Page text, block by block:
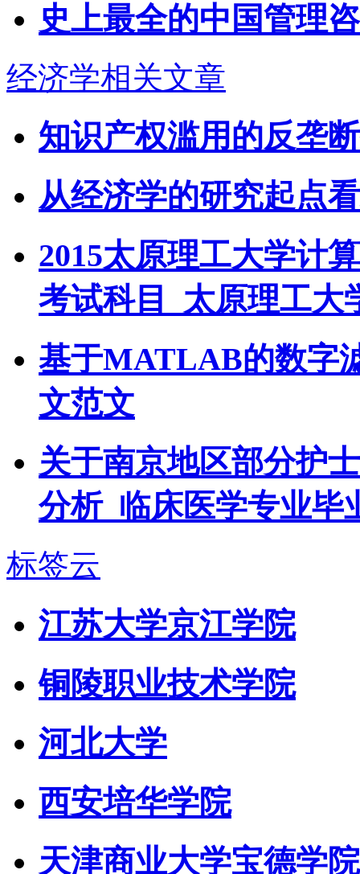
史上最全的中国管理
经济学相关文章
知识产权滥用的反垄
从经济学的研究起点
2015太原理工大学计
考试科目_太原理工大
基于MATLAB的数字
文范文
关于南京地区部分护
分析_临床医学专业毕
标签云
江苏大学京江学院
铜陵职业技术学院
河北大学
西安培华学院
天津商业大学宝德学院